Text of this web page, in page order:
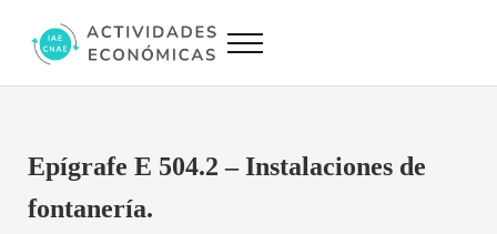
Actividades Económicas IAE CNAE
Menu
Epígrafe E 504.2 – Instalaciones de
fontanería.